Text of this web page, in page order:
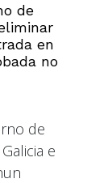
de
en
no
de
e